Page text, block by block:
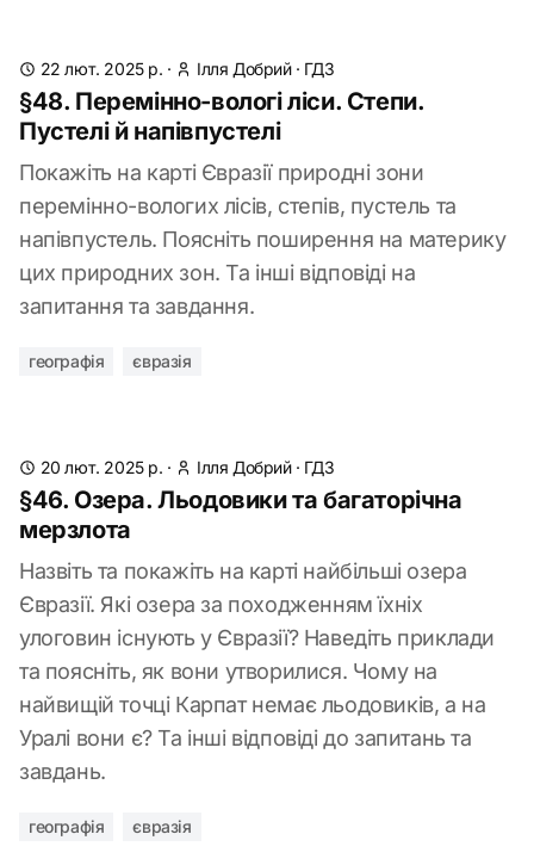
22 лют. 2025 р. · Ілля Добрий· ГДЗ
§48. Перемінно-вологі ліси. Степи.
Пустелі й напівпустелі
Покажіть на карті Євразії природні зони
перемінно-вологих лісів, степів, пустель та
напівпустель. Поясніть поширення на материку
цих природних зон. Та інші відповіді на
запитання та завдання.
географія євразія
20 лют. 2025 р. · Ілля Добрий· ГДЗ
§46. Озера. Льодовики та багаторічна
мерзлота
Назвіть та покажіть на карті найбільші озера
Євразії. Які озера за походженням їхніх
улоговин існують у Євразії? Наведіть приклади
та поясніть, як вони утворилися. Чому на
найвищій точці Карпат немає льодовиків, а на
Уралі вони є? Та інші відповіді до запитань та
завдань.
географія євразія